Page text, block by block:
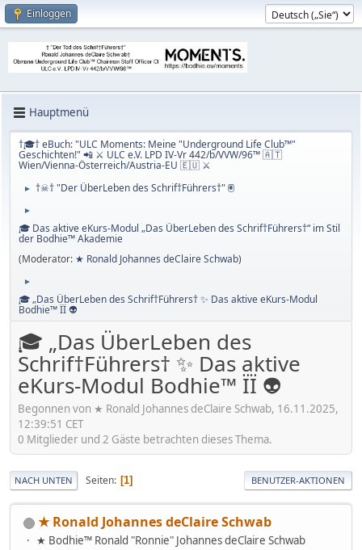
Einloggen
Hauptmenü
†🎓† eBuch: "ULC Moments: Meine "Underground Life Club™"
Geschichten!" 📲 ⚔ ULC e.V. LPD IV-Vr 442/b/VVW/96™ 🇦🇹
Wien/Vienna-Österreich/Austria-EU 🇪🇺 ⚔
► †☠† "Der ÜberLeben des Schrif†Führers†" 🖲
►
🎓 Das aktive eKurs-Modul „Das ÜberLeben des Schrif†Führers†“ im Stil
der Bodhie™ Akademie
(Moderator: ★ Ronald Johannes deClaire Schwab)
►
🎓 „Das ÜberLeben des Schrif†Führers† ✨ Das aktive eKurs-Modul
Bodhie™ ÏÏ 👽
🎓 „Das ÜberLeben des
Schrif†Führers† ✨ Das aktive
eKurs-Modul Bodhie™ ÏÏ 👽
Begonnen von ★ Ronald Johannes deClaire Schwab, 16.11.2025,
12:39:51 CET
0 Mitglieder und 2 Gäste betrachten dieses Thema.
NACH UNTEN Seiten 1 BENUTZER-AKTIONEN
★ Ronald Johannes deClaire Schwab
★ Bodhie™ Ronald "Ronnie" Johannes deClaire Schwab